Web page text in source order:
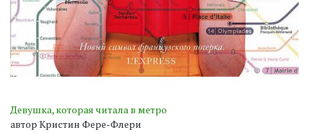
Девушка, которая читала в метро
автор Кристин Фере-Флери